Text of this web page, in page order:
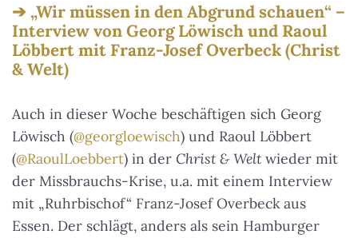
„Wir müssen in den Abgrund schauen“ –
Interview von Georg Löwisch und Raoul
Löbbert mit Franz-Josef Overbeck (Christ
& Welt)
Auch in dieser Woche beschäftigen sich Georg
Löwisch (@georgloewisch) und Raoul Löbbert
(@RaoulLoebbert) in der Christ & Weltwieder mit
der Missbrauchs-Krise, u.a. mit einem Interview
mit „Ruhrbischof“ Franz-Josef Overbeck aus
Essen. Der schlägt, anders als sein Hamburger